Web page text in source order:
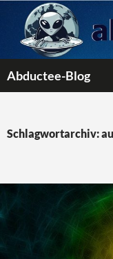
Inhalt
springen
Abductee-Blog
Schlagwortarchiv: